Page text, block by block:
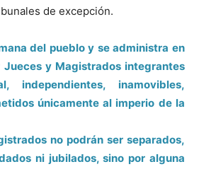
de excepción.
del pueblo y se administra en
Jueces y Magistrados integrantes
independientes, inamovibles,
únicamente al imperio de la
no podrán ser separados,
ni jubilados, sino por alguna